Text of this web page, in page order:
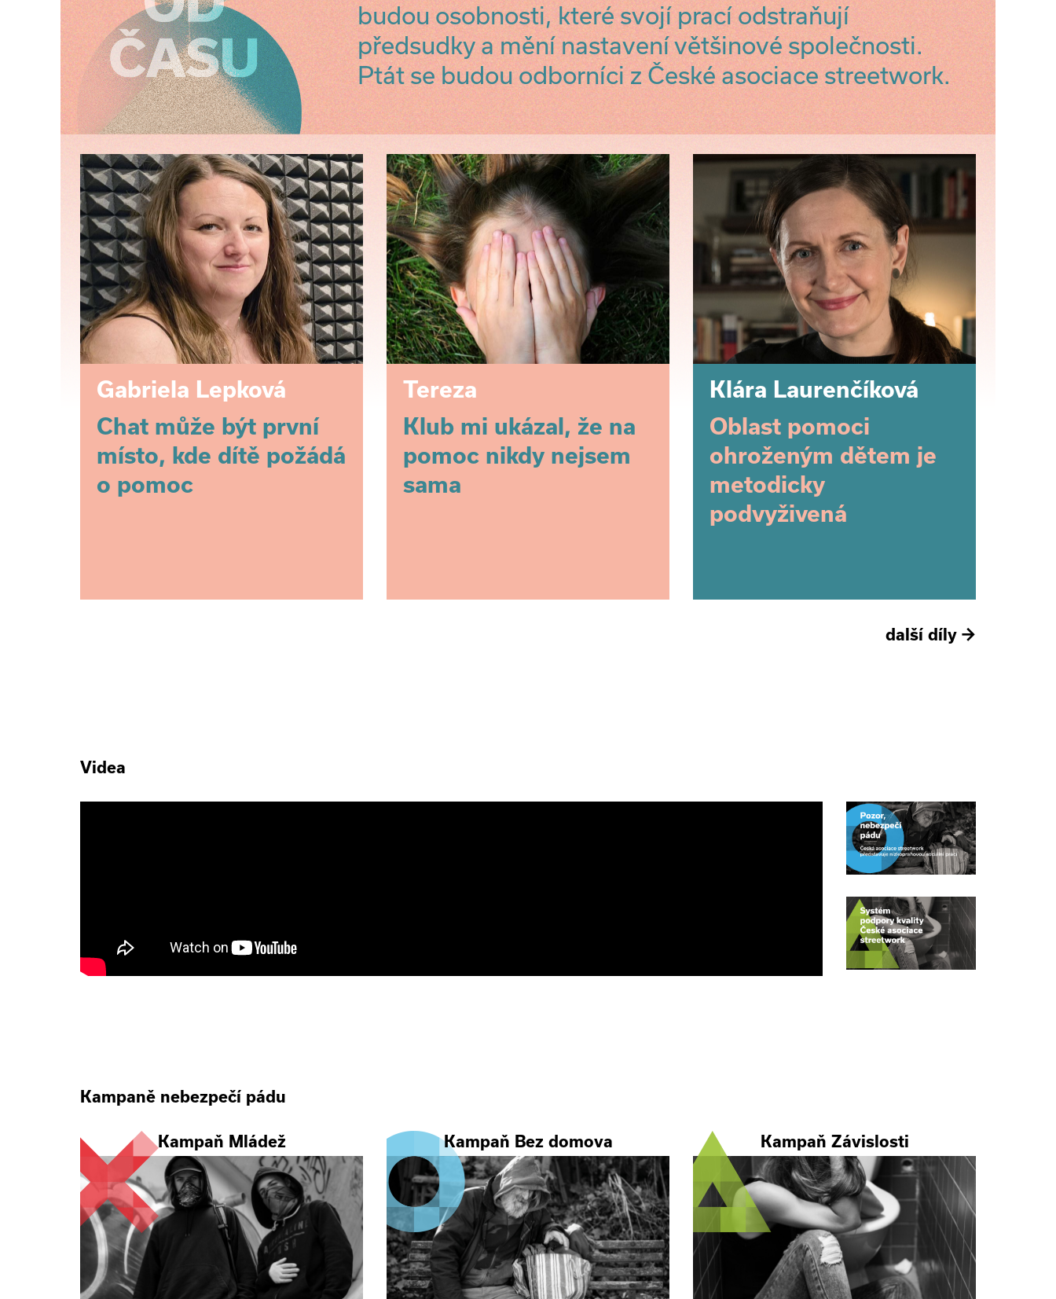
budou osobnosti, které svojí prací odstraňují
předsudky a mění nastavení většinové společnosti.
Ptát se budou odborníci z České asociace streetwork.
Gabriela Lepková
Chat může být první
místo, kde dítě požádá
o pomoc
Tereza
Klub mi ukázal, že na
pomoc nikdy nejsem
sama
Klára Laurenčíková
Oblast pomoci
ohroženým dětem je
metodicky
podvyživená
další díly →
Videa
Kampaně nebezpečí pádu
Kampaň Mládež Kampaň Bez domova Kampaň Závislosti